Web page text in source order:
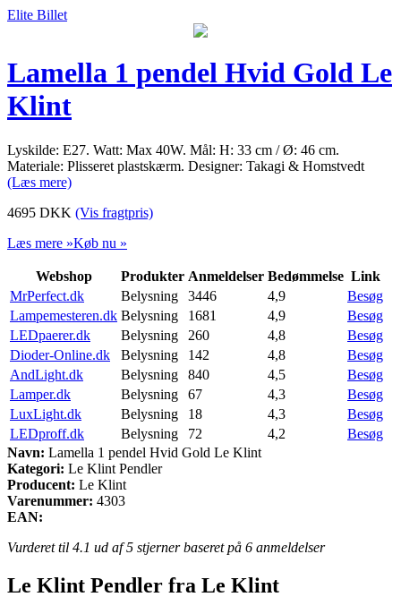
Elite Billet
Lamella 1 pendel Hvid Gold Le
Klint
Lyskilde: E27. Watt: Max 40W. Mål: H: 33 cm / Ø: 46 cm.
Materiale: Plisseret plastskærm. Designer: Takagi & Homstvedt
(Læs mere)
4695 DKK (Vis fragtpris)
Læs mere »Køb nu »
Webshop Produkter Anmeldelser Bedømmelse Link
MrPerfect.dk
Belysning 3446 4,9
Besøg
Lampemesteren.dk Belysning 1681 4,9
Besøg
LEDpaerer.dk
Belysning 260 4,8
Besøg
Dioder-Online.dk
Belysning 142 4,8
Besøg
AndLight.dk
Belysning 840 4,5
Besøg
Lamper.dk
Belysning 67 4,3
Besøg
LuxLight.dk
Belysning 18 4,3
Besøg
LEDproff.dk
Belysning 72 4,2
Besøg
Navn: Lamella 1 pendel Hvid Gold Le Klint
Kategori: Le Klint Pendler
Producent: Le Klint
Varenummer: 4303
EAN:
Vurderet til 4.1 ud af 5 stjerner baseret på 6 anmeldelser
Le Klint Pendler fra Le Klint